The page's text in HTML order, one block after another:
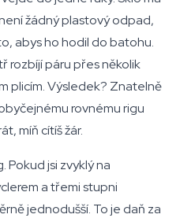
žádný plastový odpad,
abys ho hodil do batohu.
rozbíjí páru přes několik
plicím. Výsledek? Znatelně
rovnému rigu
míň cítíš žár.
Pokud jsi zvyklý na
a třemi stupni
jednodušší. To je daň za